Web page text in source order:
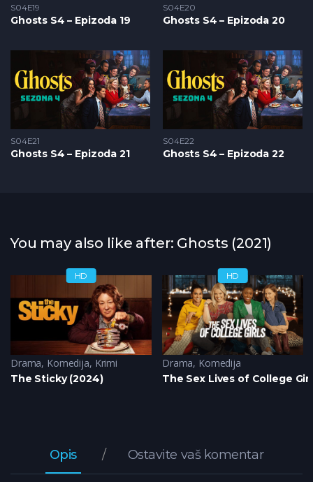
S04E19
Ghosts S4 – Epizoda 19
S04E20
Ghosts S4 – Epizoda 20
S04E21
Ghosts S4 – Epizoda 21
S04E22
Ghosts S4 – Epizoda 22
You may also like after: Ghosts (2021)
HD
Drama, Komedija, Krimi
The Sticky (2024)
HD
Drama, Komedija
The Sex Lives of College
Opis Ostavite vaš komentar